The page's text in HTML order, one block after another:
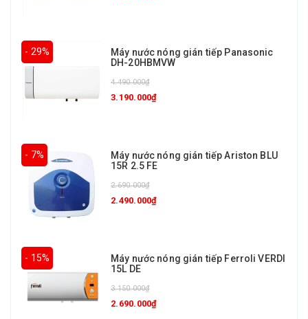
- 29%
Máy nước nóng gián tiếp Panasonic
DH-20HBMVW
4.490.000₫
3.190.000₫
- 7%
Máy nước nóng gián tiếp Ariston BLU
15R 2.5 FE
2.690.000₫
2.490.000₫
- 15%
Máy nước nóng gián tiếp Ferroli VERDI
15L DE
3.150.000₫
2.690.000₫